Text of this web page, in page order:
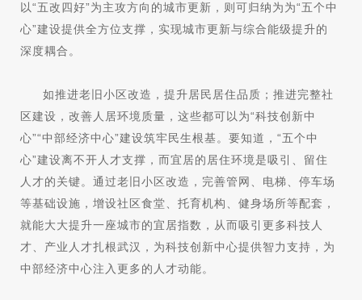
以“五改四好”为主攻方向的城市更新，则可归纳为为“五个中
心”建设提供全方位支撑，实现城市更新与综合能级提升的
深度耦合。
如推进老旧小区改造，提升居民居住品质；推进完整社
区建设，改善人居环境质量，这些都可以为“科技创新中
心”“中部经济中心”建设筑牢民生根基。要知道，“五个中
心”建设离不开人才支撑，而宜居的居住环境是吸引、留住
人才的关键。通过老旧小区改造，完善管网、电梯、停车场
等基础设施，增设社区食堂、托育机构、健身场所等配套，
就能大大提升一座城市的宜居指数，从而吸引更多科技人
才、产业人才扎根武汉，为科技创新中心提供智力支持，为
中部经济中心注入更多的人才动能。